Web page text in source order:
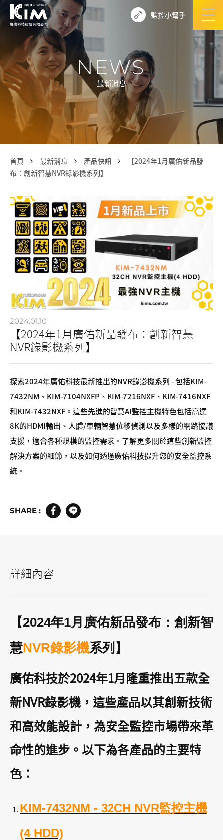
監控小幫手
NEWS
最新消息
首頁 最新消息 產品快訊
【2024年1月廣佑新品發
布：創新智慧NVR錄影機系列】
2024.01.10
【2024年1月廣佑新品發布：創新智慧
NVR錄影機系列】
探索2024年廣佑科技最新推出的NVR錄影機系列 - 包括KIM-
7432NM、KIM-7104NXFP、KIM-7216NXF、KIM-7416NXF
和KIM-7432NXF。這些先進的智慧AI監控主機特色包括高達
8K的HDMI輸出、人體/車輛智慧位移偵測以及多樣的網路協議
支援，適合各種規模的監控需求。了解更多關於這些創新監控
解決方案的細節，以及如何透過廣佑科技提升您的安全監控系
統。
SHARE :
詳細內容
【2024年1月廣佑新品發布：創新智
慧NVR錄影機系列】
廣佑科技於2024年1月隆重推出五款全
新NVR錄影機，這些產品以其創新技術
和高效能設計，為安全監控市場帶來革
命性的進步。以下為各產品的主要特
色：
KIM-7432NM - 32CH NVR監控主機
(4 HDD)